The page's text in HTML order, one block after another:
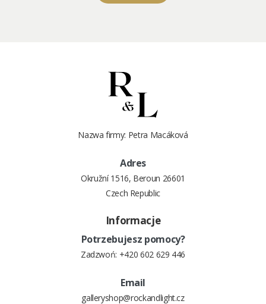
Nazwa firmy: Petra Macáková
Adres
Okružní 1516, Beroun 26601
Czech Republic
Informacje
Potrzebujesz pomocy?
Zadzwoń: +420 602 629 446
Email
galleryshop@rockandlight.cz